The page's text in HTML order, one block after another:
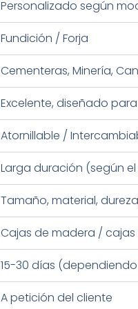
Personalizado según
Fundición / Forja
Cementeras, Minería,
Excelente, diseñado
Atornillable /
Larga duración (según
Tamaño, material,
Cajas de madera /
15-30 días
A petición del cliente